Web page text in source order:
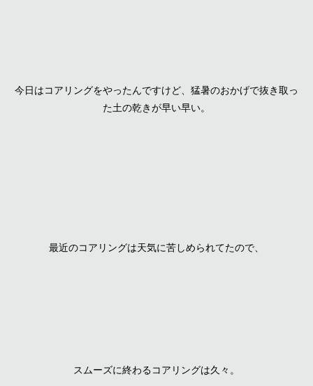
今日はコアリングをやったんですけど、猛暑のおかげで抜き取っ
た土の乾きが早い早い。
最近のコアリングは天気に苦しめられてたので、
スムーズに終わるコアリングは久々。